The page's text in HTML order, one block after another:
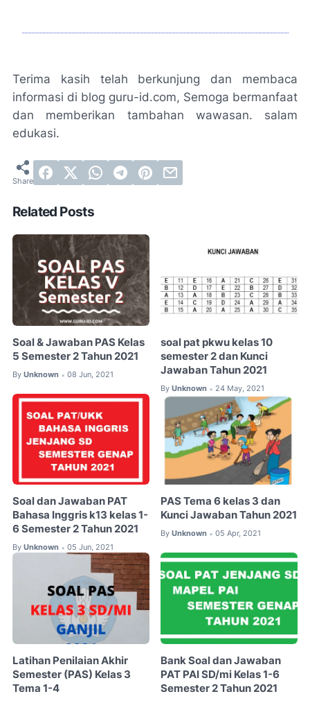
Terima kasih telah berkunjung dan membaca
informasi di blog guru-id.com, Semoga bermanfaat
dan memberikan tambahan wawasan. salam
edukasi.
Related Posts
Soal & Jawaban PAS Kelas
5 Semester 2 Tahun 2021
By Unknown • 08 Jun, 2021
soal pat pkwu kelas 10
semester 2 dan Kunci
Jawaban Tahun 2021
By Unknown • 24 May, 2021
Soal dan Jawaban PAT
Bahasa Inggris k13 kelas 1-
6 Semester 2 Tahun 2021
By Unknown • 05 Jun, 2021
PAS Tema 6 kelas 3 dan
Kunci Jawaban Tahun 2021
By Unknown • 05 Apr, 2021
Latihan Penilaian Akhir
Semester (PAS) Kelas 3
Tema 1-4
Bank Soal dan Jawaban
PAT PAI SD/mi Kelas 1-6
Semester 2 Tahun 2021